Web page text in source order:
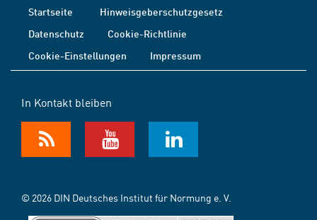
Startseite
Hinweisgeberschutzgesetz
Datenschutz
Cookie-Richtlinie
Cookie-Einstellungen
Impressum
In Kontakt bleiben
© 2026 DIN Deutsches Institut für Normung e. V.